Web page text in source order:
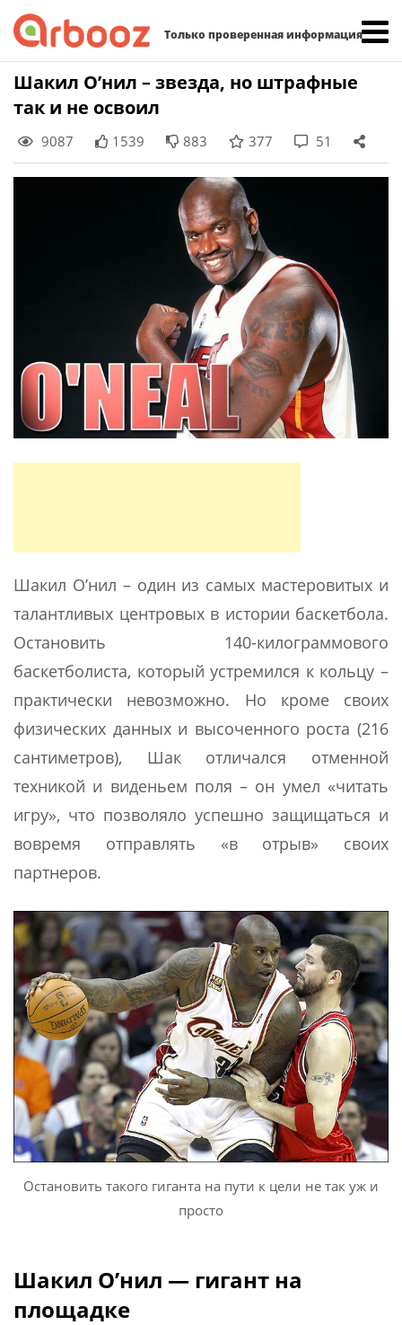
Только проверенная информация
Skip
Шакил О’нил – звезда, но штрафные
так и не освоил
9087 1539 883 377 51
Шакил О’нил – один из самых мастеровитых и
талантливых центровых в истории баскетбола.
Остановить 140-килограммового
баскетболиста, который устремился к кольцу –
практически невозможно. Но кроме своих
физических данных и высоченного роста (216
сантиметров), Шак отличался отменной
техникой и виденьем поля – он умел «читать
игру», что позволяло успешно защищаться и
вовремя отправлять «в отрыв» своих
партнеров.
Остановить такого гиганта на пути к цели не так уж и
просто
Шакил О’нил — гигант на
площадке
Найти: